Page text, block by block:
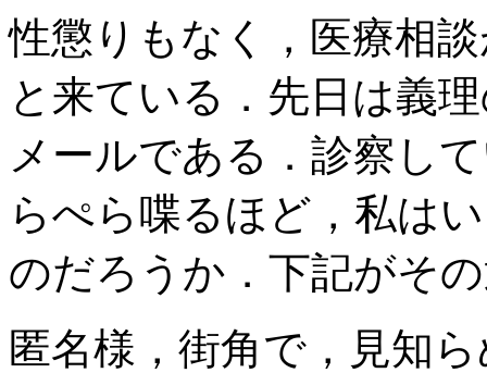
性懲りもなく，医療相
と来ている．先日は義
メールである．診察し
らぺら喋るほど，私は
のだろうか．下記がそ
匿名様，街角で，見知